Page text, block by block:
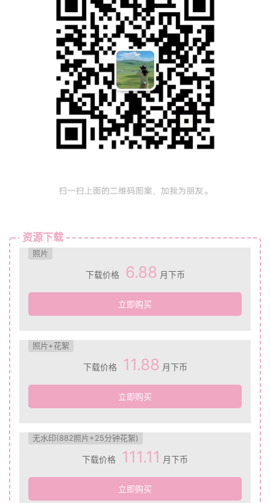
资源下载
照片
下载价格 6.88 月下币
立即购买
照片+花絮
下载价格 11.88 月下币
立即购买
无水印(882照片+25分钟花絮)
下载价格 111.11 月下币
立即购买